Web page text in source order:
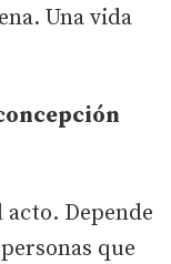
Una vida
acto. Depende
que